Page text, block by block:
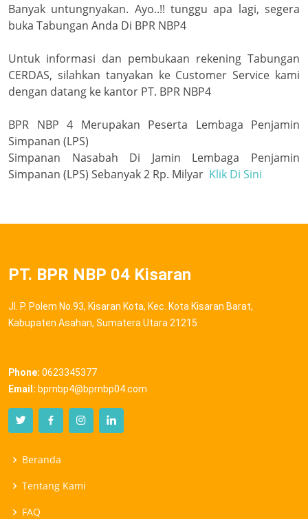
Banyak untungnyakan. Ayo..!! tunggu apa lagi, segera
buka Tabungan Anda Di BPR NBP4
Untuk informasi dan pembukaan rekening Tabungan
CERDAS, silahkan tanyakan ke Customer Service kami
dengan datang ke kantor PT. BPR NBP4
BPR NBP 4 Merupakan Peserta Lembaga Penjamin
Simpanan (LPS)
Simpanan Nasabah Di Jamin Lembaga Penjamin
Simpanan (LPS) Sebanyak 2 Rp. Milyar Klik Di Sini
PT. BPR NBP 04 Kisaran
Jl. P. Polem No.93, Kisaran Kota, Kec. Kota Kisaran Barat,
Kabupaten Asahan, Sumatera Utara 21215
Phone: 0623345377
Email: bprnbp4@bprnbp04.com
Beranda
Tentang Kami
FAQ